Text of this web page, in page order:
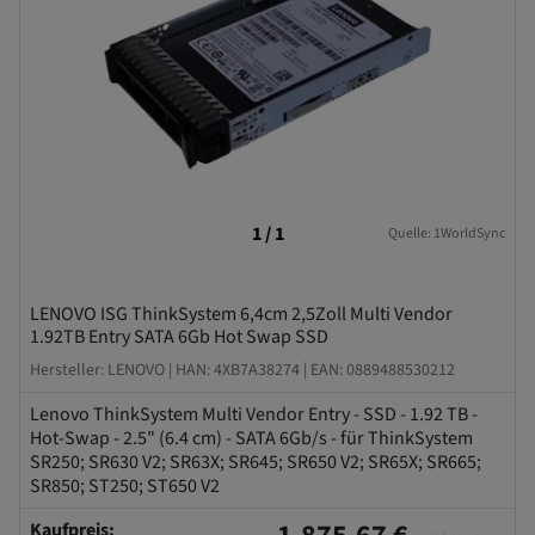
1 / 1 Quelle: 1WorldSync
LENOVO ISG ThinkSystem 6,4cm 2,5Zoll Multi Vendor
1.92TB Entry SATA 6Gb Hot Swap SSD
Hersteller: LENOVO | HAN: 4XB7A38274 | EAN: 0889488530212
Lenovo ThinkSystem Multi Vendor Entry - SSD - 1.92 TB -
Hot-Swap - 2.5" (6.4 cm) - SATA 6Gb/s - für ThinkSystem
SR250; SR630 V2; SR63X; SR645; SR650 V2; SR65X; SR665;
SR850; ST250; ST650 V2